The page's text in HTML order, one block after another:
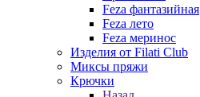
Feza фантазийная
Feza лето
Feza меринос
Изделия от Filati Club
Миксы пряжи
Крючки